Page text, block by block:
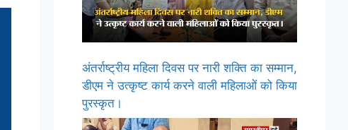
अंतर्राष्ट्रीय महिला दिवस पर नारी शक्ति का सम्मान,
डीएम ने उत्कृष्ट कार्य करने वाली महिलाओं को किया
पुरस्कृत।